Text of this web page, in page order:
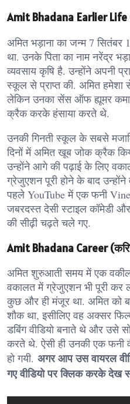
Amit Bhadana Earlier Life
अमित भड़ाना का जन्म 7 सितंबर
था. उनके पिता का नाम नरेंद्र
व्यवसाय कृषि है. उन्होंने अपनी
स्कूल से प्राप्त की. अमित हमेशा
लेकिन उनका सेंस ऑफ ह्यूमर
क्रैक करके हंसाया करते थे.
उनकी गिनती स्कूल के सबसे
दिनों में अमित खूब जोक क्रैक
उन्होंने आगे की पढ़ाई के लिए
ग्रेजुएशन पूरी होने के बाद
पहले YouTube में एक फनी
जबरदस्त देसी स्टाइल कॉमेडी
की सीढ़ी चढ़ते चले गए.
Amit Bhadana Career
अमित शुरुआती समय में एक
वकालत में ग्रेजुएशन भी पूरी कर
कुछ और ही मंजूर था. अमित को
शौक था, इसीलिए वह अक्सर
डबिंग वीडियो बनाते थे और उसे
करते थे. ऐसी ही उनकी एक फनी
हो गयी. अगर आप उस वायरल
गए वीडियो पर क्लिक करके देख